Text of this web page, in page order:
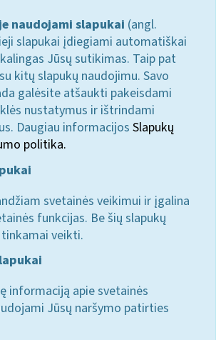
naudojami slapukai (angl.
slapukai įdiegiami automatiškai
Jūsų sutikimas. Taip pat
kitų slapukų naudojimu. Savo
galėsite atšaukti pakeisdami
nustatymus ir ištrindami
Daugiau informacijos Slapukų
politika.
svetainės veikimui ir įgalina
funkcijas. Be šių slapukų
veikti.
informaciją apie svetainės
Jūsų naršymo patirties